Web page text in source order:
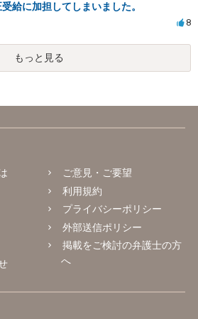
給に加担してしまいました。
8
もっと見る
ご意見・ご要望
利用規約
プライバシーポリシー
外部送信ポリシー
掲載をご検討の弁護士の方
へ